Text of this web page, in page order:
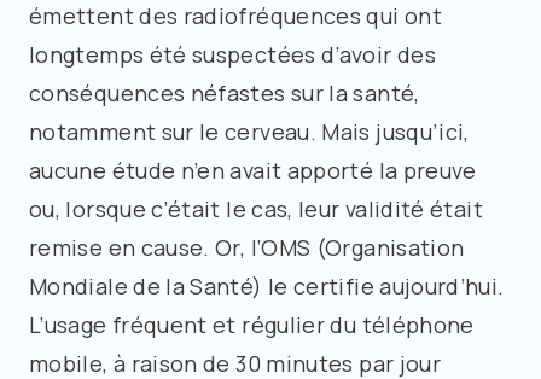
émettent des radiofréquences qui ont
longtemps été suspectées d’avoir des
conséquences néfastes sur la santé,
notamment sur le cerveau. Mais jusqu’ici,
aucune étude n’en avait apporté la preuve
ou, lorsque c’était le cas, leur validité était
remise en cause. Or, l’OMS (Organisation
Mondiale de la Santé) le certifie aujourd’hui.
L’usage fréquent et régulier du téléphone
mobile, à raison de 30 minutes par jour